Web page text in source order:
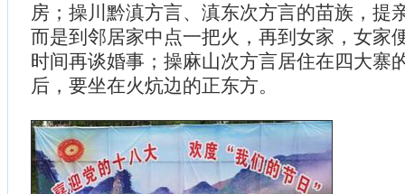
房；操川黔滇方言、滇东次方言的苗族，提
而是到邻居家中点一把火，再到女家，女家
时间再谈婚事；操麻山次方言居住在四大寨
后，要坐在火炕边的正东方。